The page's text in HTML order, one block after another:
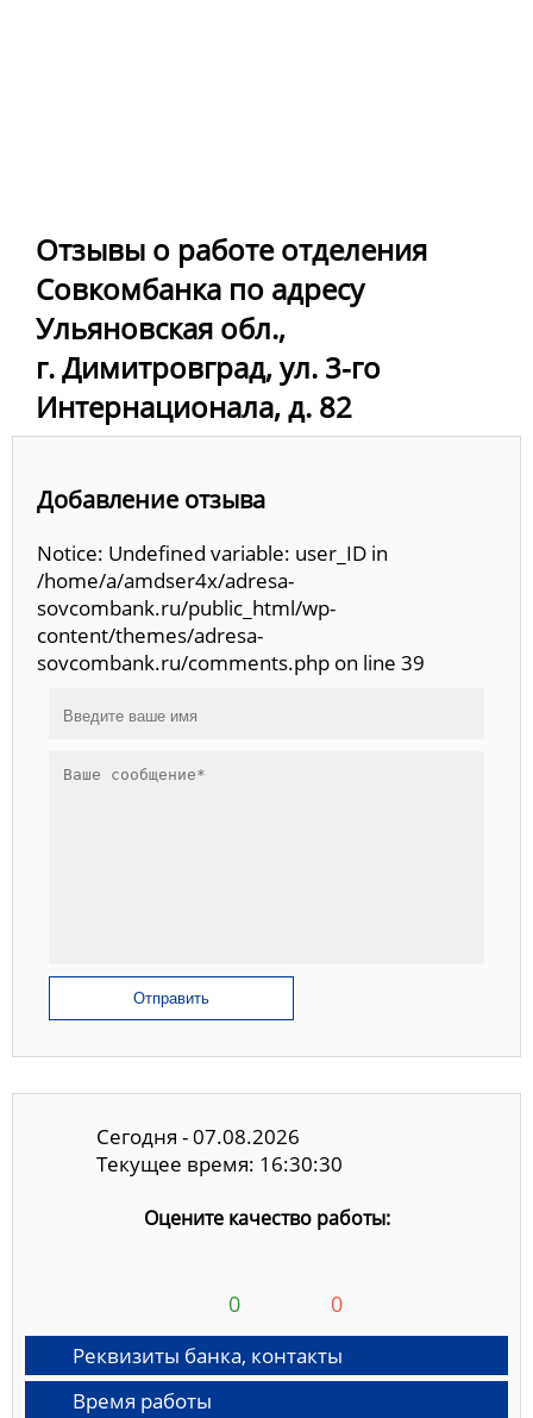
Отзывы о работе отделения
Совкомбанка по адресу
Ульяновская обл.,
г. Димитровград, ул. 3-го
Интернационала, д. 82
Добавление отзыва
Notice: Undefined variable: user_ID in
/home/a/amdser4x/adresa-
sovcombank.ru/public_html/wp-
content/themes/adresa-
sovcombank.ru/comments.php on line 39
Отправить
Сегодня - 07.08.2026
Текущее время: 16:30:30
Оцените качество работы:
0 0
Реквизиты банка, контакты
Время работы